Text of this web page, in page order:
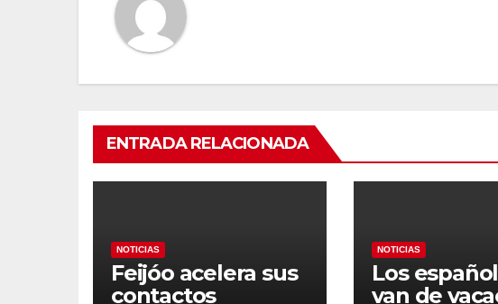
ENTRADA RELACIONADA
NOTICIAS
Feijóo acelera sus
contactos
NOTICIAS
Los
van de